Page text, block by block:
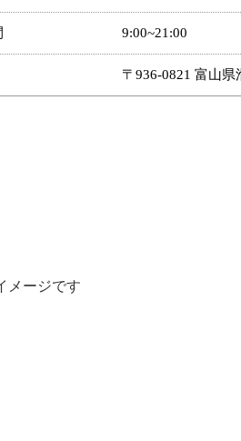
9:00~21:00
〒936-0821 富山県
メージです